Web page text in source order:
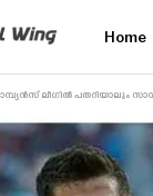
Home
ലീഗിൽ പതറിയാലും